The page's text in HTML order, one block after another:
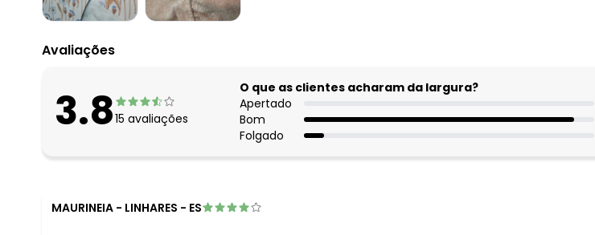
Avaliações
3.815 avaliações
O que as clientes acharam da largura?
Apertado
Bom
Folgado
MAURINEIA - LINHARES - ES